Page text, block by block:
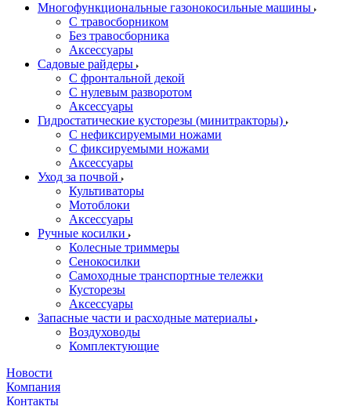
Многофункциональные газонокосильные машины
С травосборником
Без травосборника
Аксессуары
Садовые райдеры
С фронтальной декой
С нулевым разворотом
Аксессуары
Гидростатические кусторезы (минитракторы)
С нефиксируемыми ножами
С фиксируемыми ножами
Аксессуары
Уход за почвой
Культиваторы
Мотоблоки
Аксессуары
Ручные косилки
Колесные триммеры
Сенокосилки
Самоходные транспортные тележки
Кусторезы
Аксессуары
Запасные части и расходные материалы
Воздуховоды
Комплектующие
Новости
Компания
Контакты